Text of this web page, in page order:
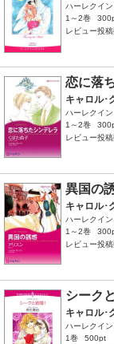
ハーレクイ
1～2巻
レビュー投
恋に落
キャロル･
ハーレクイ
1～2巻
レビュー投
異国の
キャロル･
ハーレクイ
1～2巻
レビュー投
シーク
キャロル･
ハーレクイ
1巻
500pt